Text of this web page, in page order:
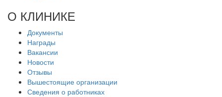
О КЛИНИКЕ
Документы
Награды
Вакансии
Новости
Отзывы
Вышестоящие организации
Сведения о работниках